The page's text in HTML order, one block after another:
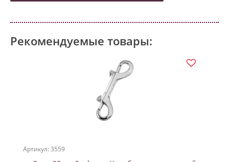
Рекомендуемые товары:
Артикул: 3559